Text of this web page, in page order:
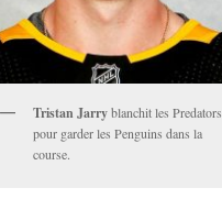
Tristan Jarryblanchit les Predators
pour garder les Penguins dans la
course.